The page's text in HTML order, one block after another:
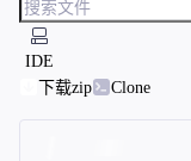
IDE
下载zip
Clone